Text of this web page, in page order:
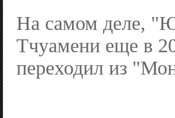
На самом деле,
Тчуамени еще в
переходил из